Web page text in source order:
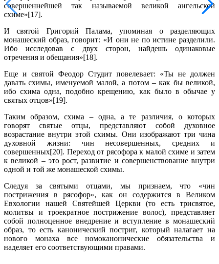
совершеннейшей так называемой великой ангельской
схиме»[17].
И святой Григорий Палама, упоминая о разделяющих
монашеский образ, говорит: «И они не по истине разделили.
Ибо исследовав с двух сторон, найдешь одинаковые
отречения и обещания»[18].
Еще и святой Феодор Студит повелевает: «Ты не должен
давать схимы, именуемой малой, а потом – как бы великой,
ибо схима одна, подобно крещению, как было в обычае у
святых отцов»[19].
Таким образом, схима – одна, а те различия, о которых
говорят святые отцы, представляют собой духовное
возрастание внутри этой схимы. Они изображают три чина
духовной жизни: чин несовершенных, средних и
совершенных[20]. Переход от рясофора к малой схиме и затем
к великой – это рост, развитие и совершенствование внутри
одной и той же монашеской схимы.
Следуя за святыми отцами, мы признаем, что «чин
пострижения в рясофор», как он содержится в Великом
Евхологии нашей Святейшей Церкви (то есть трисвятое,
молитвы и троекратное пострижение волос), представляет
собой полноценное внедрение и вступление в монашеский
образ, то есть канонический постриг, который налагает на
нового монаха все номоканонические обязательства и
наделяет его соответствующими правами.